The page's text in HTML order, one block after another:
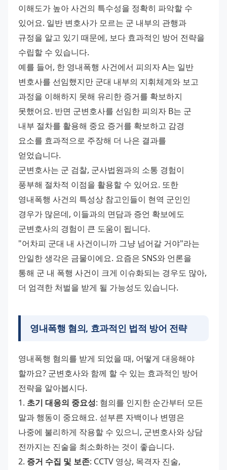
이해도가 높아 사건의 특수성을 정확히 파악할 수
있어요. 일반 변호사가 모르는 군 내부의 관행과
규정을 알고 있기 때문에, 보다 효과적인 방어 전략을
수립할 수 있습니다.
예를 들어, 한 영내폭행 사건에서 피의자 A는 일반
변호사를 선임했지만 군대 내부의 지휘체계와 보고
과정을 이해하지 못해 유리한 증거를 확보하지
못했어요. 반면 군변호사를 선임한 피의자 B는 군
내부 절차를 활용해 중요 증거를 확보하고 감경
요소를 효과적으로 주장해 더 나은 결과를
얻었습니다.
군변호사는 군 검찰, 군사법원과의 소통 경험이
풍부해 절차적 이점을 활용할 수 있어요. 또한
영내폭행 사건의 특성상 참고인들이 현역 군인인
경우가 많은데, 이들과의 면담과 증언 확보에도
군변호사의 경험이 큰 도움이 됩니다.
"어차피 군대 내 사건이니까 그냥 넘어갈 거야"라는
안일한 생각은 금물이에요. 요즘은 SNS와 언론을
통해 군 내 폭행 사건이 크게 이슈화되는 경우도 많아,
더 엄격한 처벌을 받게 될 가능성도 있습니다.
영내폭행 혐의, 효과적인 법적 방어 전략
영내폭행 혐의를 받게 되었을 때, 어떻게 대응해야
할까요? 군변호사와 함께 할 수 있는 효과적인 방어
전략을 알아봅시다.
1. 초기 대응의 중요성: 혐의를 인지한 순간부터 모든
말과 행동이 중요해요. 섣부른 자백이나 변명은
나중에 불리하게 작용할 수 있으니, 군변호사와 상담
전까지는 진술을 최소화하는 것이 좋습니다.
2. 증거 수집 및 보존: CCTV 영상, 목격자 진술,